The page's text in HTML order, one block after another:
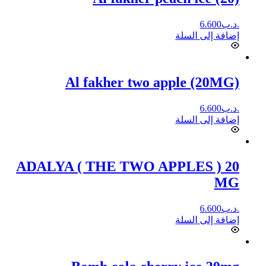
.د.ب6.600
إضافة إلى السلة
Al fakher two apple (20MG)
.د.ب6.600
إضافة إلى السلة
ADALYA ( THE TWO APPLES ) 20
MG
.د.ب6.600
إضافة إلى السلة